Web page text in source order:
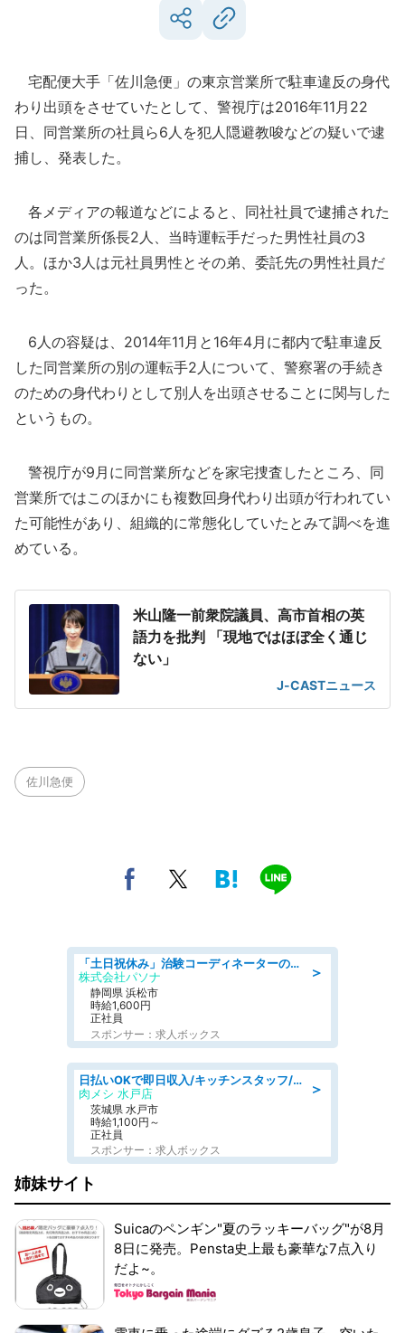
宅配便大手「佐川急便」の東京営業所で駐車違反の身代
わり出頭をさせていたとして、警視庁は2016年11月22
日、同営業所の社員ら6人を犯人隠避教唆などの疑いで逮
捕し、発表した。
各メディアの報道などによると、同社社員で逮捕された
のは同営業所係長2人、当時運転手だった男性社員の3
人。ほか3人は元社員男性とその弟、委託先の男性社員だ
った。
6人の容疑は、2014年11月と16年4月に都内で駐車違反
した同営業所の別の運転手2人について、警察署の手続き
のための身代わりとして別人を出頭させることに関与した
というもの。
警視庁が9月に同営業所などを家宅捜査したところ、同
営業所ではこのほかにも複数回身代わり出頭が行われてい
た可能性があり、組織的に常態化していたとみて調べを進
めている。
米山隆一前衆院議員、高市首相の英
語力を批判 「現地ではほぼ全く通じ
ない」
J-CASTニュース
佐川急便
＞
「土日祝休み」治験コーディネーターのお仕事/未経験OK
株式会社パソナ
静岡県 浜松市
時給1,600円
正社員
スポンサー：求人ボックス
＞
日払いOKで即日収入/キッチンスタッフ/デリバリー業務など、自己成長可能な幅広い仕事に挑戦!髪型自由&ピアス・ネイルOK/茨城県/水戸市
肉メシ 水戸店
茨城県 水戸市
時給1,100円～
正社員
スポンサー：求人ボックス
姉妹サイト
Suicaのペンギン"夏のラッキーバッグ"が8月
8日に発売。Pensta史上最も豪華な7点入り
だよ~。